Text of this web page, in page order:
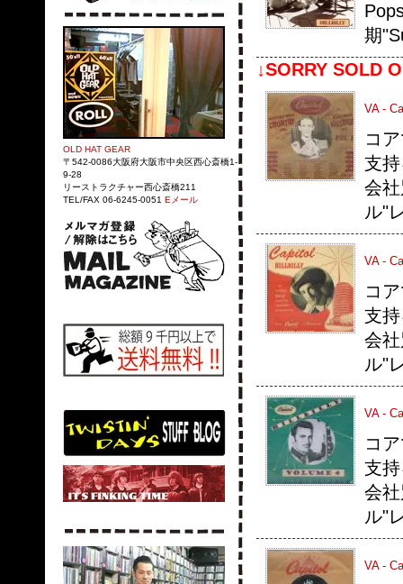
OLD HAT GEAR
〒542-0086大阪府大阪市中央区西心斎橋1-
9-28
リーストラクチャー西心斎橋211
TEL/FAX 06-6245-0051 Eメール
期
↓SORRY SOLD
VA -
コ
支
会
ル"
VA -
コ
支
会
ル"
VA -
コ
支
会
ル"
VA -